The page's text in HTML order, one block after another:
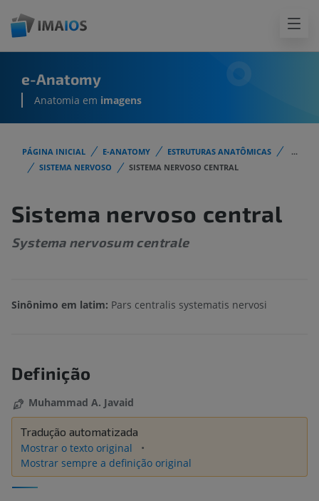
e-Anatomy
Anatomia em imagens
PÁGINA INICIAL E-ANATOMY ESTRUTURAS ANATÔMICAS
...
SISTEMA NERVOSO
SISTEMA NERVOSO CENTRAL
Sistema nervoso central
Systema nervosum centrale
Sinônimo em latim: Pars centralis systematis nervosi
Definição
Muhammad A. Javaid
Tradução automatizada
Mostrar o texto original
Mostrar sempre a definição original